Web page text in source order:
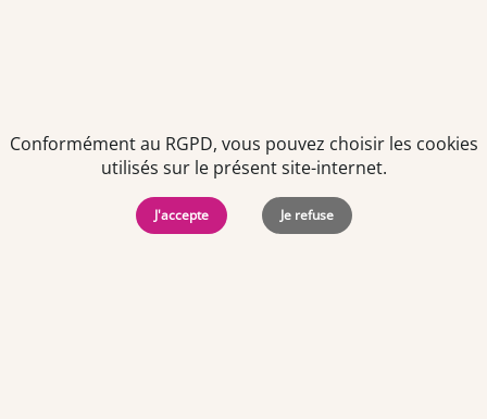
protection des
Mentions Légales
Copyright © 2026. Team
Officine. Tous droits
Conformément au RGPD, vous pouvez choisir les cookies
utilisés sur le présent site-internet.
J'accepte Je refuse